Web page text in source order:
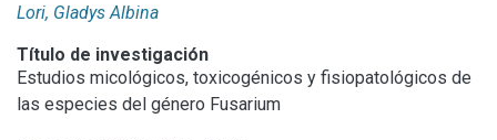
Lori, Gladys Albina
Título de investigación
Estudios micológicos, toxicogénicos y fisiopatológicos de
las especies del género Fusarium